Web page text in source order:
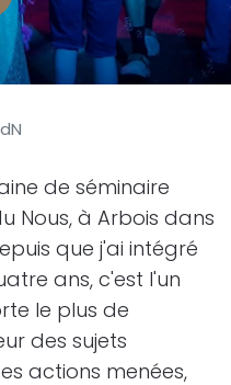
de séminaire
Nous, à Arbois dans
que j'ai intégré
ans, c'est l'un
le plus de
des sujets
actions menées,